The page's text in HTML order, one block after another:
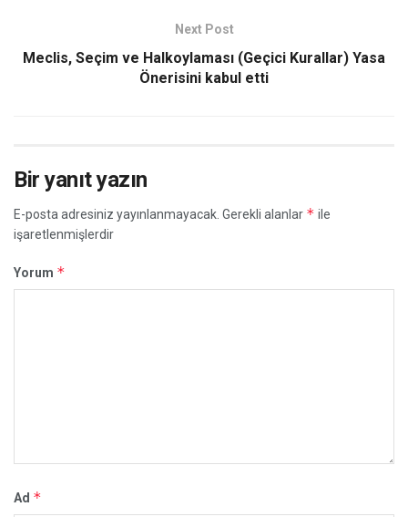
Next Post
Meclis, Seçim ve Halkoylaması (Geçici Kurallar) Yasa
Önerisini kabul etti
Bir yanıt yazın
E-posta adresiniz yayınlanmayacak. Gerekli alanlar * ile
işaretlenmişlerdir
Yorum *
Ad *